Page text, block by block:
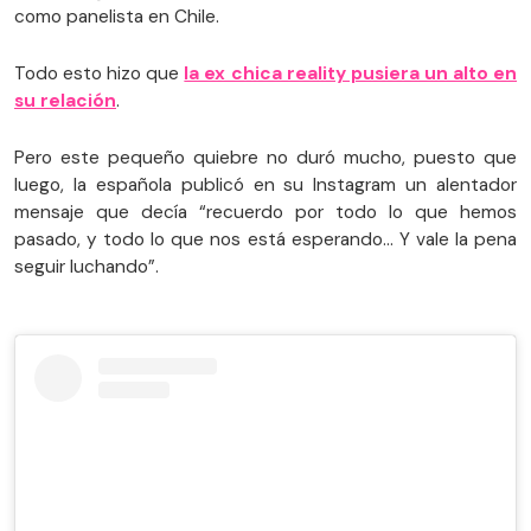
como panelista en Chile.
Todo esto hizo que la ex chica reality pusiera un alto en
su relación.
Pero este pequeño quiebre no duró mucho, puesto que
luego, la española publicó en su Instagram un alentador
mensaje que decía “recuerdo por todo lo que hemos
pasado, y todo lo que nos está esperando... Y vale la pena
seguir luchando”.